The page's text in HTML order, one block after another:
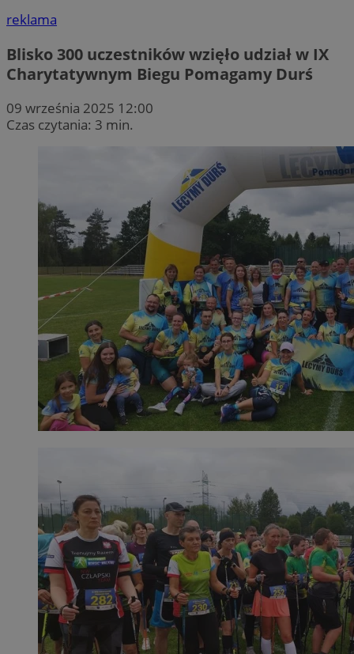
reklama
Blisko 300 uczestników wzięło udział w IX
Charytatywnym Biegu Pomagamy Durś
09 września 2025 12:00
Czas czytania: 3 min.